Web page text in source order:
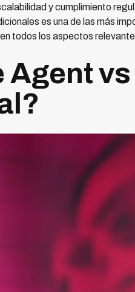
y cumplimiento
es una de las más
todos los aspectos
vs